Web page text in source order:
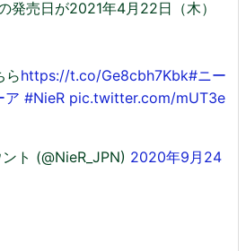
発売日が2021年4月22日（木）
らhttps://t.co/Ge8cbh7Kbk#ニー
ア #NieR pic.twitter.com/mUT3e
ト (@NieR_JPN) 2020年9月24